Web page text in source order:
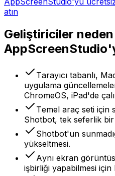
atın
Geliştiriciler
Tarayıcı tabanlı,
uygulama
ChromeOS, iPad'de
Temel araç seti için
Shotbot, tek seferlik bir
Shotbot'un
yükseltmesi.
Aynı ekran
işbirliği yapabilmesi